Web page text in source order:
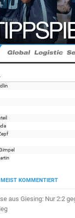
MEIST KOMMENTIERT
aus Giesing: Nur 2:2